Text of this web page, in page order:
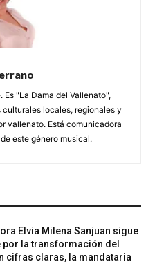
"La Dama del Vallenato",
locales, regionales y
vallenato. Está comunicadora
este género musical.
Elvia Milena Sanjuan sigue
por la transformación del
cifras claras, la mandataria